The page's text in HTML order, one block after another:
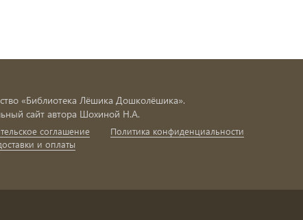
«Библиотека Лёшика Дошколёшика».
сайт автора Шохиной Н.А.
соглашение
Политика конфиденциальности
и оплаты